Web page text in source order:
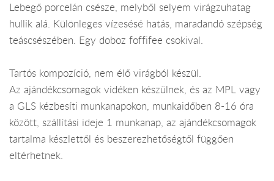
Lebegő porcelán csésze, melyből selyem virágzuhatag
hullik alá. Különleges vízesésé hatás, maradandó szépség
teáscsészében. Egy doboz foffifee csokival.
Tartós kompozíció, nem élő virágból készül.
Az ajándékcsomagok vidéken készülnek, és az MPL vagy
a GLS kézbesíti munkanapokon, munkaidőben 8-16 óra
között, szállítási ideje 1 munkanap, az ajándékcsomagok
tartalma készlettől és beszerezhetőségtől függően
eltérhetnek.